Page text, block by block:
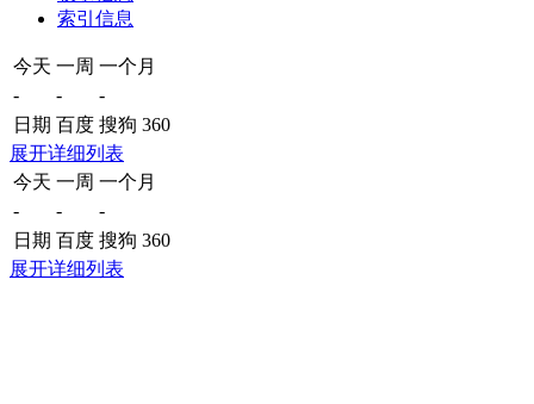
索引信息
今天 一周 一个月
-
-
-
日期 百度 搜狗 360
展开详细列表
今天 一周 一个月
-
-
-
日期 百度 搜狗 360
展开详细列表